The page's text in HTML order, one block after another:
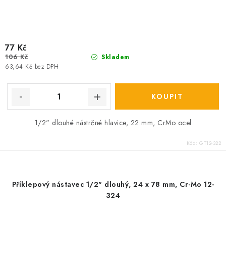
Skladem
63,64 Kč bez DPH
77 Kč
106 Kč
1/2" dlouhé nástrčné hlavice, 22 mm, CrMo ocel
Kód: GT12-322
Příklepový nástavec 1/2" dlouhý, 24 x 78 mm, Cr-Mo 12-
324